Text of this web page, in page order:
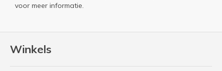
Winkels
voor meer informatie.